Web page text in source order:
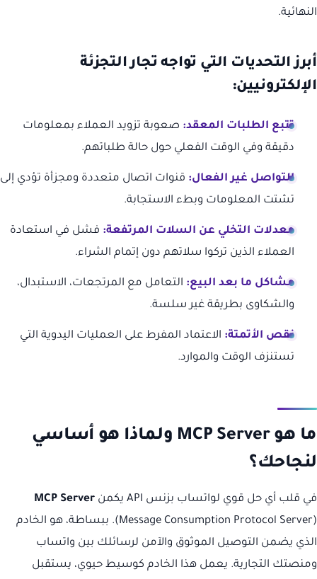
النهائية.
أبرز التحديات التي تواجه تجار التجزئة
الإلكترونيين:
تتبع الطلبات المعقد: صعوبة تزويد العملاء بمعلومات
دقيقة وفي الوقت الفعلي حول حالة طلباتهم.
التواصل غير الفعال: قنوات اتصال متعددة ومجزأة تؤدي إلى
تشتت المعلومات وبطء الاستجابة.
معدلات التخلي عن السلات المرتفعة: فشل في استعادة
العملاء الذين تركوا سلاتهم دون إتمام الشراء.
مشاكل ما بعد البيع: التعامل مع المرتجعات، الاستبدال،
والشكاوى بطريقة غير سلسة.
نقص الأتمتة: الاعتماد المفرط على العمليات اليدوية التي
تستنزف الوقت والموارد.
ما هو MCP Server ولماذا هو أساسي
لنجاحك؟
في قلب أي حل قوي لواتساب بزنس API يكمن
MCP Server
(Message Consumption Protocol Server). ببساطة، هو الخادم
الذي يضمن التوصيل الموثوق والآمن لرسائلك بين واتساب
ومنصتك التجارية. يعمل هذا الخادم كوسيط حيوي، يستقبل